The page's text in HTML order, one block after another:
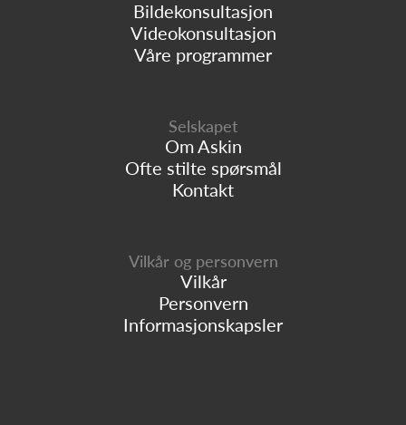
Bildekonsultasjon
Videokonsultasjon
Våre programmer
Selskapet
Om Askin
Ofte stilte spørsmål
Kontakt
Vilkår og personvern
Vilkår
Personvern
Informasjonskapsler